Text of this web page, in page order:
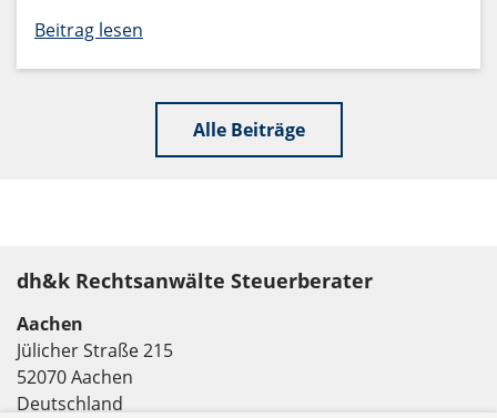
Beitrag lesen
Alle Beiträge
dh&k Rechtsanwälte Steuerberater
Aachen
Jülicher Straße 215
52070 Aachen
Deutschland